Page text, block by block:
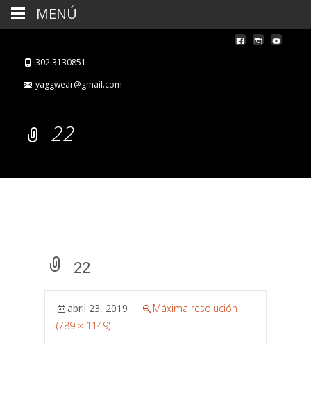
302 3130851
yaggwear@gmail.com
22
22
abril 23, 2019
Máxima resolución
(789 × 1149)
MENÚ